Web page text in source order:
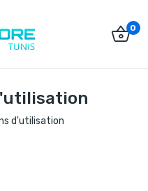
0
d'utilisation